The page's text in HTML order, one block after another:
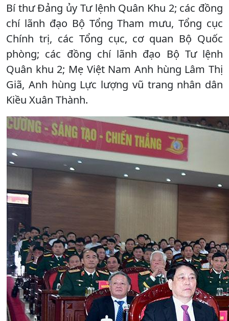
Bí thư Đảng ủy Tư lệnh Quân Khu 2; các đồng
chí lãnh đạo Bộ Tổng Tham mưu, Tổng cục
Chính trị, các Tổng cục, cơ quan Bộ Quốc
phòng; các đồng chí lãnh đạo Bộ Tư lệnh
Quân khu 2; Mẹ Việt Nam Anh hùng Lâm Thị
Giã, Anh hùng Lực lượng vũ trang nhân dân
Kiều Xuân Thành.